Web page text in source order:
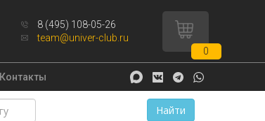
8 (495) 108-05-26
team@univer-club.ru
0
Контакты
Найти